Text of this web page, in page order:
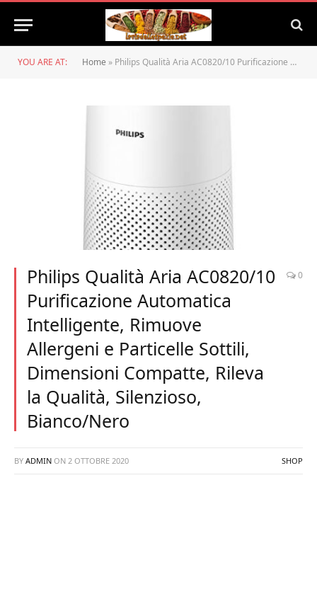
YOU ARE AT: Home » Philips Qualità Aria AC0820/10 Purificazione Automatica Intelligente, Rimuove Allergeni e Particelle Sottili, Dimensioni Compatte, Rileva la Qualità, Silenzioso, Bianco/Nero
Philips Qualità Aria AC0820/10
Purificazione Automatica
Intelligente, Rimuove
Allergeni e Particelle Sottili,
Dimensioni Compatte, Rileva
la Qualità, Silenzioso,
Bianco/Nero
0
BY ADMIN ON 2 OTTOBRE 2020 SHOP